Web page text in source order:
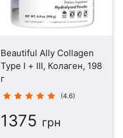
Beautiful Ally Collagen
Type I + III, Колаген, 198
г
(4.6)
1375 грн